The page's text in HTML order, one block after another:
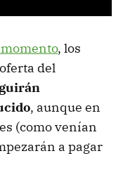
, los
del
, aunque en
(como venían
a pagar